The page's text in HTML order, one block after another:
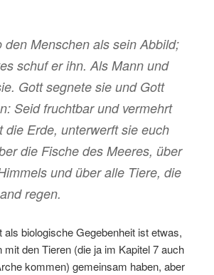
den Menschen als sein Abbild;
schuf er ihn. Als Mann und
Gott segnete sie und Gott
Seid fruchtbar und vermehrt
die Erde, unterwerft sie euch
die Fische des Meeres, über
und über alle Tiere, die
regen.
biologische Gegebenheit ist etwas,
den Tieren (die ja im Kapitel 7 auch
kommen) gemeinsam haben, aber